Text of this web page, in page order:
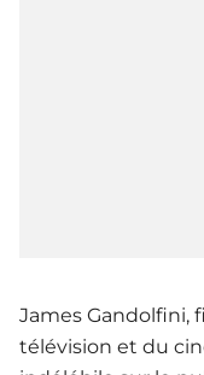
James Gandolfini,
télévision et du